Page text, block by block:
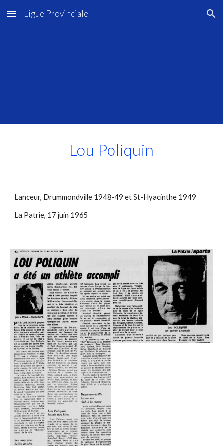
Skip to main content Skip to navigation
Ligue Provinciale
Lou Poliquin
Lanceur, Drummondville 1948-49 et St-Hyacinthe 1949
La Patrie, 17 juin 1965